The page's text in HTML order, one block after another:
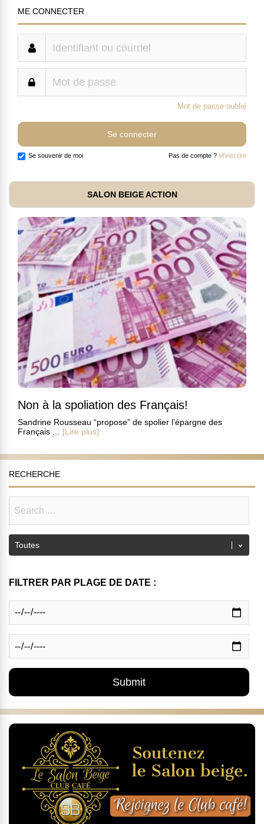
ME CONNECTER
Mot de passe oublié
Se souvenir de moi Pas de compte ? M'inscrire
SALON BEIGE ACTION
Non à la spoliation des Français!
Sandrine Rousseau “propose” de spolier l’épargne des
Français ...
[Lire plus]
RECHERCHE
FILTRER PAR PLAGE DE DATE :